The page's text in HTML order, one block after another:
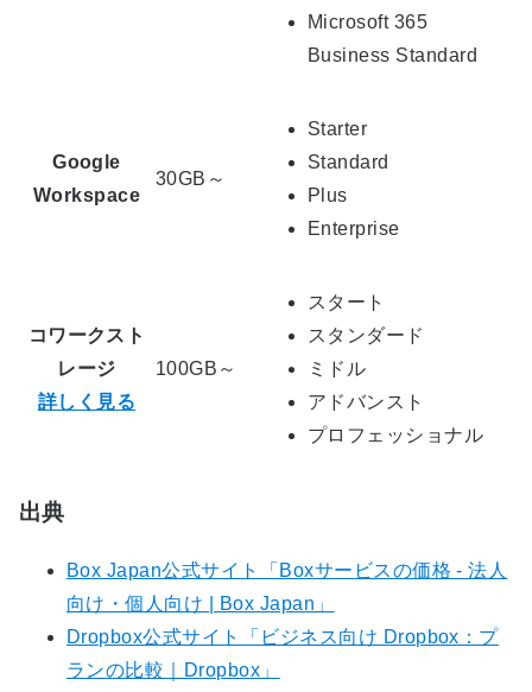
Microsoft 365
Business Standard
Google
Workspace
30GB～
Starter
Standard
Plus
Enterprise
コワークスト
レージ
詳しく見る
100GB～
スタート
スタンダード
ミドル
アドバンスト
プロフェッショナル
出典
Box Japan公式サイト「Boxサービスの価格 - 法人
向け・個人向け | Box Japan」
Dropbox公式サイト「ビジネス向け Dropbox：プ
ランの比較｜Dropbox」